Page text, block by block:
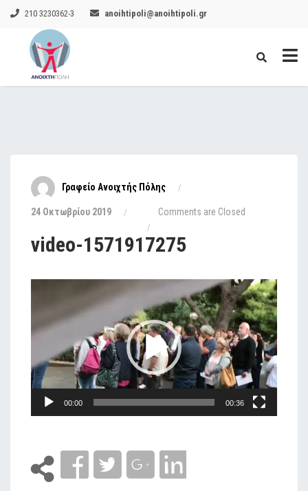
210 3230362-3 anoihtipoli@anoihtipoli.gr
Γραφείο Ανοιχτής Πόλης
24 Οκτωβρίου 2019 Comments are Closed
video-1571917275
Αναπαραγωγής
Βίντεο
00:00 00:36